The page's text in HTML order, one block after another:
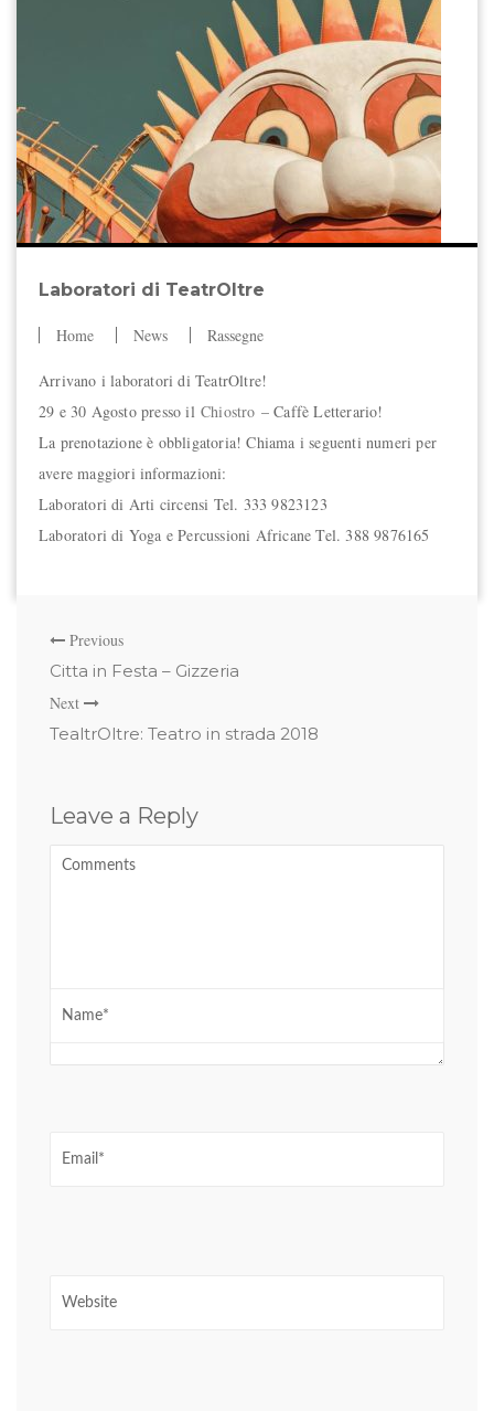
Laboratori di TeatrOltre
Home News Rassegne
Arrivano i laboratori di TeatrOltre!
29 e 30 Agosto presso il Chiostro – Caffè Letterario!
La prenotazione è obbligatoria! Chiama i seguenti numeri per
avere maggiori informazioni:
Laboratori di Arti circensi Tel. 333 9823123
Laboratori di Yoga e Percussioni Africane Tel. 388 9876165
Previous
Citta in Festa – Gizzeria
Next
TealtrOltre: Teatro in strada 2018
Leave a Reply